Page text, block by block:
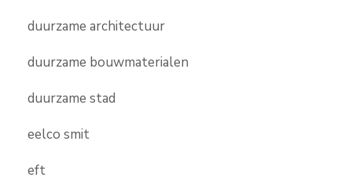
duurzame architectuur
duurzame bouwmaterialen
duurzame stad
eelco smit
eft